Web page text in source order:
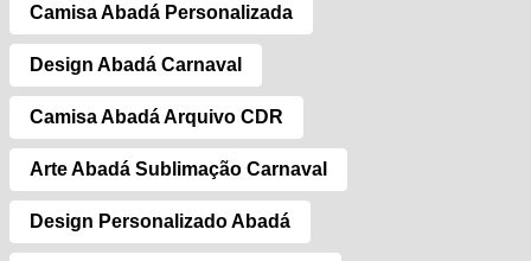
Camisa Abadá Personalizada
Design Abadá Carnaval
Camisa Abadá Arquivo CDR
Arte Abadá Sublimação Carnaval
Design Personalizado Abadá